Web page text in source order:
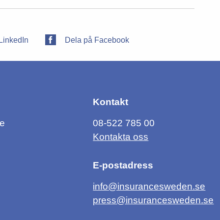
Dela på Facebook
Kontakt
08-522 785 00
Kontakta oss
E-postadress
info@insurancesweden.se
press@insurancesweden.se